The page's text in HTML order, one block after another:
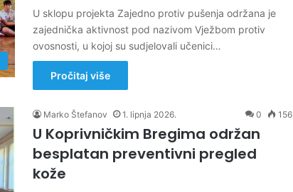
U sklopu projekta Zajedno protiv pušenja održana je
zajednička aktivnost pod nazivom Vježbom protiv
ovosnosti, u kojoj su sudjelovali učenici…
Pročitaj više
Marko Štefanov 1. lipnja 2026. 0 156
U Koprivničkim Bregima održan
besplatan preventivni pregled
kože